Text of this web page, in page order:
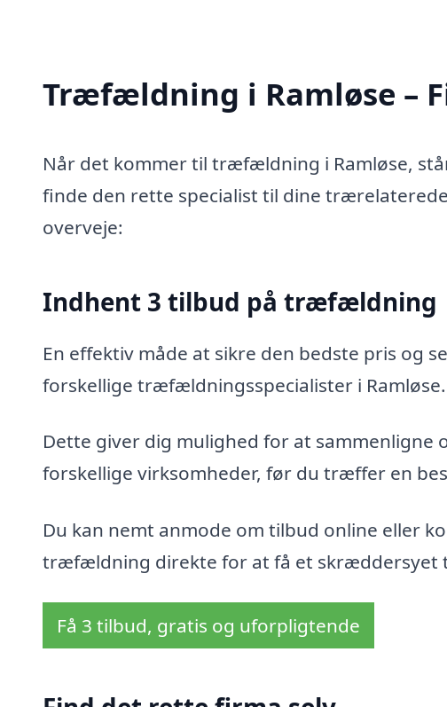
Træfældning i Ramløse –
Når det kommer til træfældning i Ramløse,
finde den rette specialist til dine
overveje:
Indhent 3 tilbud på træfældning
En effektiv måde at sikre den bedste pris og
forskellige træfældningsspecialister i Ramløse.
Dette giver dig mulighed for at sammenligne
forskellige virksomheder, før du træffer en
Du kan nemt anmode om tilbud online eller
træfældning direkte for at få et skræddersyet
Få 3 tilbud, gratis og uforpligtende